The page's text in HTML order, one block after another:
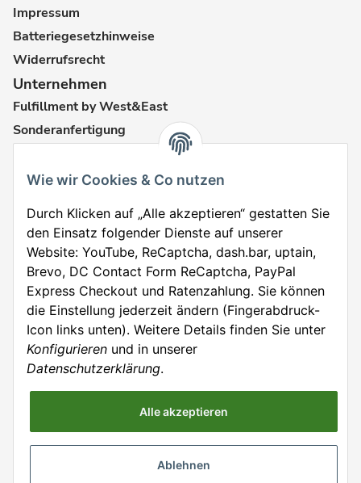
Impressum
Batteriegesetzhinweise
Widerrufsrecht
Unternehmen
Fulfillment by West&East
Sonderanfertigung
FAQ
Vertrag widerrufen
* Alle Preise inkl.
gesetzlicher USt.,
inkl.Versand
Powered byJTL-
We accept payment via:
Wie wir Cookies & Co nutzen
Durch Klicken auf „Alle akzeptieren“ gestatten Sie
den Einsatz folgender Dienste auf unserer
Website: YouTube, ReCaptcha, dash.bar, uptain,
Brevo, DC Contact Form ReCaptcha, PayPal
Express Checkout und Ratenzahlung. Sie können
die Einstellung jederzeit ändern (Fingerabdruck-
Icon links unten). Weitere Details finden Sie unter
Konfigurieren und in unserer
Datenschutzerklärung.
Alle akzeptieren
Ablehnen